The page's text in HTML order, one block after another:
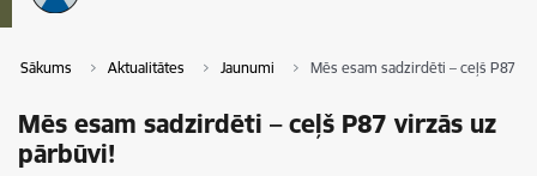
Sākums Aktualitātes Jaunumi Mēs esam sadzirdēti – ceļš P87
Mēs esam sadzirdēti – ceļš P87 virzās uz
pārbūvi!